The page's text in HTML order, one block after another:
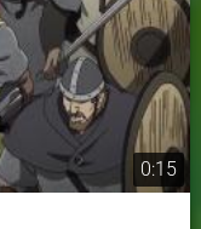
0:15